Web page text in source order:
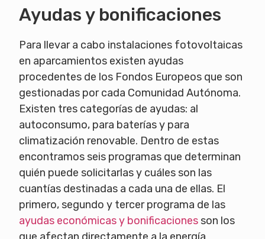
Ayudas y bonificaciones
Para llevar a cabo instalaciones fotovoltaicas
en aparcamientos existen ayudas
procedentes de los Fondos Europeos que son
gestionadas por cada Comunidad Autónoma.
Existen tres categorías de ayudas: al
autoconsumo, para baterías y para
climatización renovable. Dentro de estas
encontramos seis programas que determinan
quién puede solicitarlas y cuáles son las
cuantías destinadas a cada una de ellas. El
primero, segundo y tercer programa de las
ayudas económicas y bonificacionesson los